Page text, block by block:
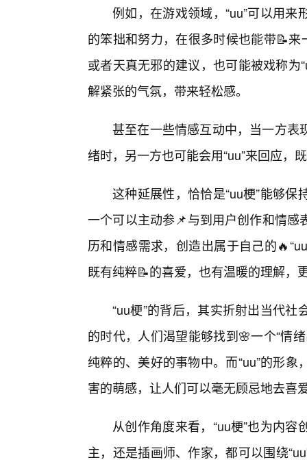
例如，在游戏领域，“uu”可以用
的笨拙和努力，在很多时候也能带📝
或者天真无邪的建议，也可能被戏称为
解紧张的气氛，带来轻松感。
甚至在一些情感互动中，当一方表
绪时，另一方也可能会用“uu”来回应，
这种延展性，恰恰是“uu梗”能够
一个可以主动参📌与到用户创作和情
历和情感需求，创造出属于自己的
既有纯粹📝的喜爱，也有温暖的理解，
“uu梗”的背后，其实折射出当代
的时代，人们渴望能够找到🌸一个“情
纯粹的、美好的事物中。而“uu”的形
害的萌感，让人们可以毫无顾忌地去喜
从创作角度来看，“uu梗”也为内
主，还是插画师、作家，都可以围绕